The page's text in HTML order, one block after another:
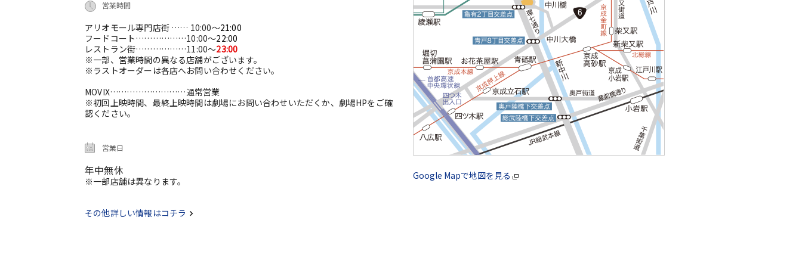
営業時間
アリオモール専門店街 …… 10:00～21:00
フードコート………………10:00～22:00
レストラン街………………11:00～23:00
※一部、営業時間の異なる店舗がございます。
※ラストオーダーは各店へお問い合わせください。
MOVIX………………………通常営業
※初回上映時間、最終上映時間は劇場にお問い合わせいただくか、劇場HPをご確
認ください。
営業日
年中無休
※一部店舗は異なります。
その他詳しい情報はコチラ
Google Mapで地図を見る